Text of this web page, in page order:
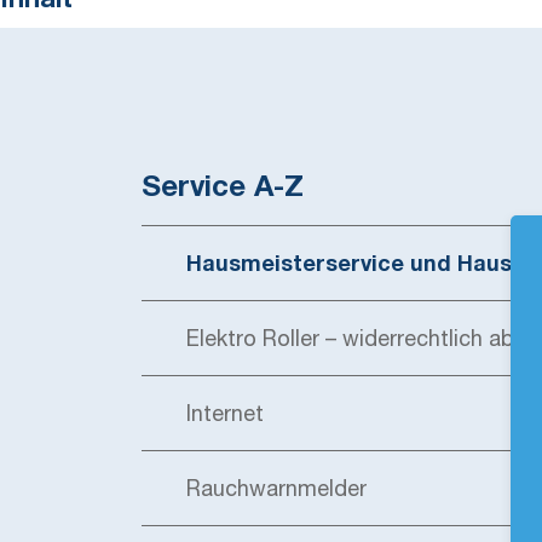
Service A-Z
Hausmeisterservice und
Elektro Roller – widerrechtlich
Internet
Rauchwarnmelder